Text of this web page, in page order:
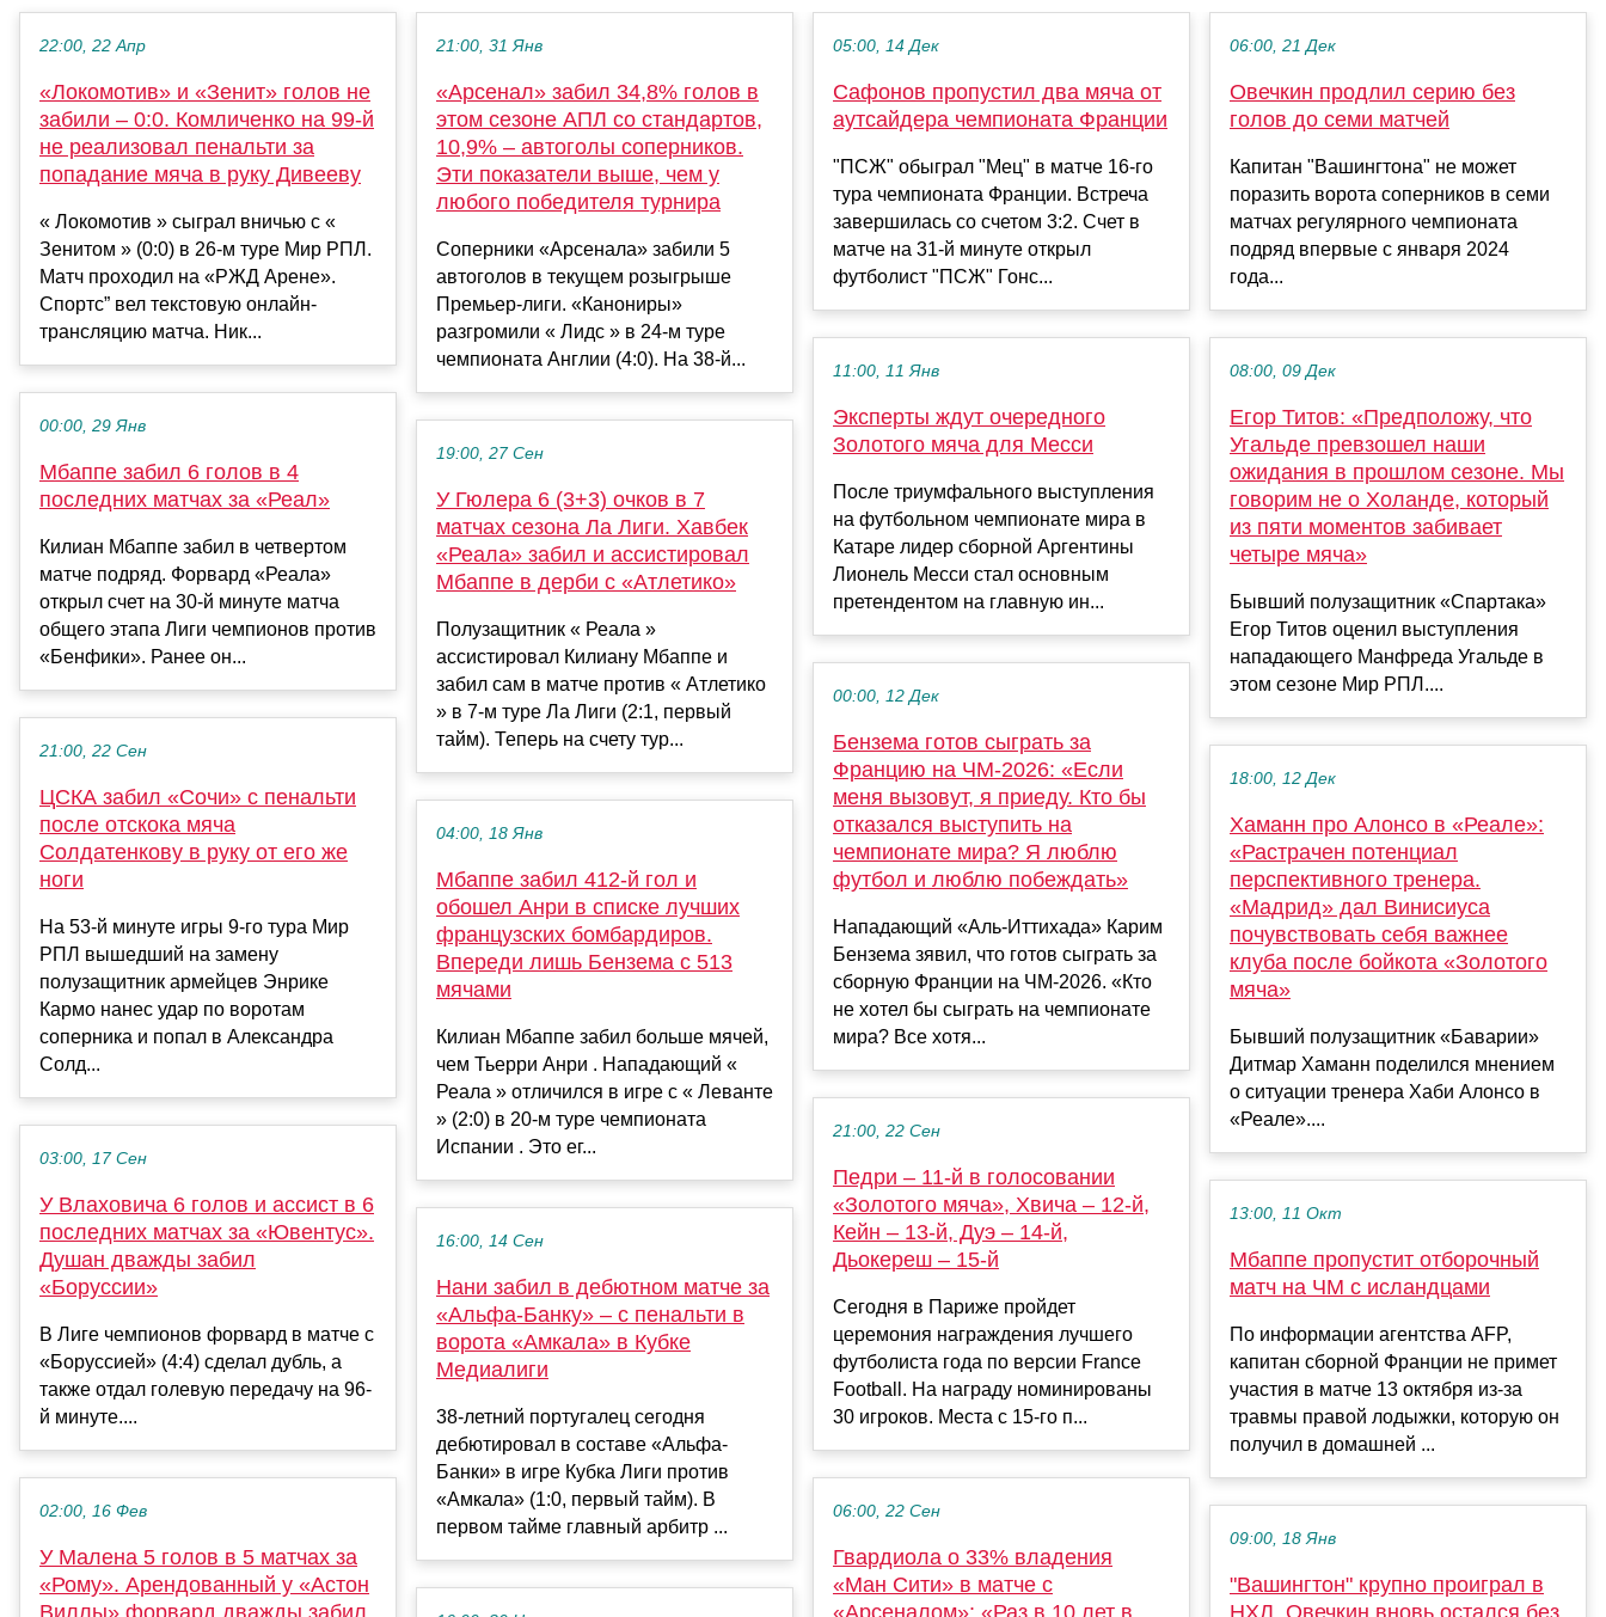
22:00, 22 Апр
«Локомотив» и «Зенит» голов не
забили – 0:0. Комличенко на 99-й
не реализовал пенальти за
попадание мяча в руку Дивееву
« Локомотив » сыграл вничью с «
Зенитом » (0:0) в 26-м туре Мир РПЛ.
Матч проходил на «РЖД Арене».
Спортс” вел текстовую онлайн-
трансляцию матча. Ник...
00:00, 29 Янв
Мбаппе забил 6 голов в 4
последних матчах за «Реал»
Килиан Мбаппе забил в четвертом
матче подряд. Форвард «Реала»
открыл счет на 30-й минуте матча
общего этапа Лиги чемпионов против
«Бенфики». Ранее он...
21:00, 22 Сен
ЦСКА забил «Сочи» с пенальти
после отскока мяча
Солдатенкову в руку от его же
ноги
На 53-й минуте игры 9-го тура Мир
РПЛ вышедший на замену
полузащитник армейцев Энрике
Кармо нанес удар по воротам
соперника и попал в Александра
Солд...
03:00, 17 Сен
У Влаховича 6 голов и ассист в 6
последних матчах за «Ювентус».
Душан дважды забил
«Боруссии»
В Лиге чемпионов форвард в матче с
«Боруссией» (4:4) сделал дубль, а
также отдал голевую передачу на 96-
й минуте....
02:00, 16 Фев
У Малена 5 голов в 5 матчах за
«Рому». Арендованный у «Астон
21:00, 31 Янв
«Арсенал» забил 34,8% голов в
этом сезоне АПЛ со стандартов,
10,9% – автоголы соперников.
Эти показатели выше, чем у
любого победителя турнира
Соперники «Арсенала» забили 5
автоголов в текущем розыгрыше
Премьер-лиги. «Канониры»
разгромили « Лидс » в 24-м туре
чемпионата Англии (4:0). На 38-й...
19:00, 27 Сен
У Гюлера 6 (3+3) очков в 7
матчах сезона Ла Лиги. Хавбек
«Реала» забил и ассистировал
Мбаппе в дерби с «Атлетико»
Полузащитник « Реала »
ассистировал Килиану Мбаппе и
забил сам в матче против « Атлетико
» в 7-м туре Ла Лиги (2:1, первый
тайм). Теперь на счету тур...
04:00, 18 Янв
Мбаппе забил 412-й гол и
обошел Анри в списке лучших
французских бомбардиров.
Впереди лишь Бензема с 513
мячами
Килиан Мбаппе забил больше мячей,
чем Тьерри Анри . Нападающий «
Реала » отличился в игре с « Леванте
» (2:0) в 20-м туре чемпионата
Испании . Это ег...
16:00, 14 Сен
Нани забил в дебютном матче за
«Альфа-Банку» – с пенальти в
ворота «Амкала» в Кубке
Медиалиги
38-летний португалец сегодня
дебютировал в составе «Альфа-
Банки» в игре Кубка Лиги против
«Амкала» (1:0, первый тайм). В
первом тайме главный арбитр ...
05:00, 14 Дек
Сафонов пропустил два мяча от
аутсайдера чемпионата Франции
"ПСЖ" обыграл "Мец" в матче 16-го
тура чемпионата Франции. Встреча
завершилась со счетом 3:2. Счет в
матче на 31-й минуте открыл
футболист "ПСЖ" Гонс...
11:00, 11 Янв
Эксперты ждут очередного
Золотого мяча для Месси
После триумфального выступления
на футбольном чемпионате мира в
Катаре лидер сборной Аргентины
Лионель Месси стал основным
претендентом на главную ин...
00:00, 12 Дек
Бензема готов сыграть за
Францию на ЧМ-2026: «Если
меня вызовут, я приеду. Кто бы
отказался выступить на
чемпионате мира? Я люблю
футбол и люблю побеждать»
Нападающий «Аль-Иттихада» Карим
Бензема зявил, что готов сыграть за
сборную Франции на ЧМ-2026. «Кто
не хотел бы сыграть на чемпионате
мира? Все хотя...
21:00, 22 Сен
Педри – 11-й в голосовании
«Золотого мяча», Хвича – 12-й,
Кейн – 13-й, Дуэ – 14-й,
Дьокереш – 15-й
Сегодня в Париже пройдет
церемония награждения лучшего
футболиста года по версии France
Football. На награду номинированы
30 игроков. Места с 15-го п...
06:00, 22 Сен
Гвардиола о 33% владения
«Ман Сити» в матче с
06:00, 21 Дек
Овечкин продлил серию без
голов до семи матчей
Капитан "Вашингтона" не может
поразить ворота соперников в семи
матчах регулярного чемпионата
подряд впервые с января 2024
года...
08:00, 09 Дек
Егор Титов: «Предположу, что
Угальде превзошел наши
ожидания в прошлом сезоне. Мы
говорим не о Холанде, который
из пяти моментов забивает
четыре мяча»
Бывший полузащитник «Спартака»
Егор Титов оценил выступления
нападающего Манфреда Угальде в
этом сезоне Мир РПЛ....
18:00, 12 Дек
Хаманн про Алонсо в «Реале»:
«Растрачен потенциал
перспективного тренера.
«Мадрид» дал Винисиуса
почувствовать себя важнее
клуба после бойкота «Золотого
мяча»
Бывший полузащитник «Баварии»
Дитмар Хаманн поделился мнением
о ситуации тренера Хаби Алонсо в
«Реале»....
13:00, 11 Окт
Мбаппе пропустит отборочный
матч на ЧМ с исландцами
По информации агентства AFP,
капитан сборной Франции не примет
участия в матче 13 октября из-за
травмы правой лодыжки, которую он
получил в домашней ...
09:00, 18 Янв
"Вашингтон" крупно проиграл в